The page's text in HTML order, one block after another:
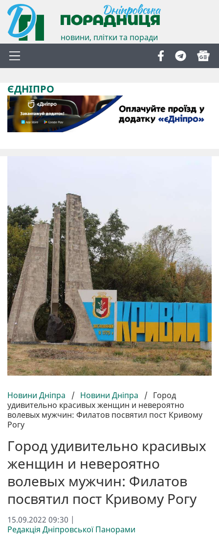
новини, плітки та поради
ЄДНІПРО
Новини Дніпра / Новини Дніпра / Город
удивительно красивых женщин и невероятно
волевых мужчин: Филатов посвятил пост Кривому
Рогу
Город удивительно красивых
женщин и невероятно
волевых мужчин: Филатов
посвятил пост Кривому Рогу
15.09.2022 09:30 |
Редакція Дніпровської Панорами